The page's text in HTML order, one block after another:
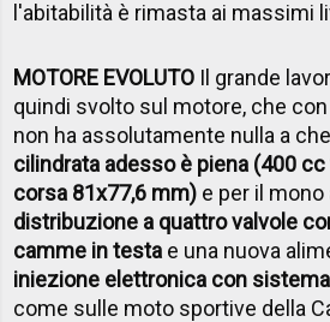
l'abitabilità è rimasta ai massimi
MOTORE EVOLUTO Il grande
quindi svolto sul motore, che
non ha assolutamente nulla a
cilindrata adesso è piena (400
corsa 81x77,6 mm) e per il mono
distribuzione a quattro valvole
camme in testa e una nuova
iniezione elettronica con
come sulle moto sportive della